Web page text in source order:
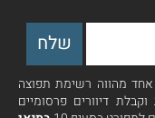
מהווה רשימת תפוצה
דיוורים פרסומיים